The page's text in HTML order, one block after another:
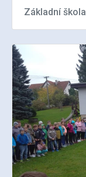
Základní škola